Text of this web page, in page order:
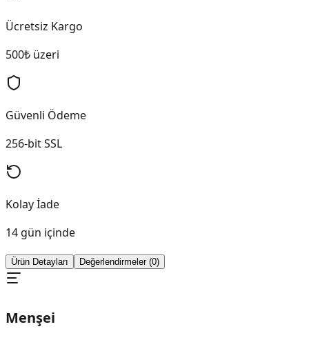
Ücretsiz Kargo
500₺ üzeri
Güvenli Ödeme
256-bit SSL
Kolay İade
14 gün içinde
Ürün Detayları Değerlendirmeler (0)
Menşei